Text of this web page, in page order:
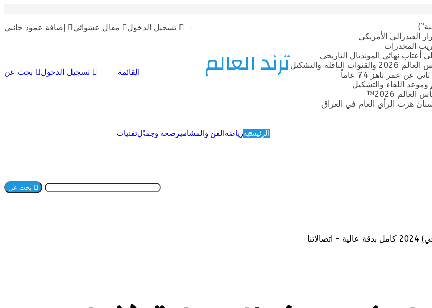
الفيدرالي الأمريكي
المخدرات
نهائي المونديال التاريخي
والتشكيل
عمر ناهز 74 عاماً
وموعد اللقاء والتشكيل
2026™
هزت الرأي العام في العراق
إضافة عمود جانبي مقال عشوائي تسجيل الدخول
بحث عن تسجيل الدخول ترند العالم القائمة
الرئيسيةرياضة الفن والمشاهير صحة وجمالتقنيات
بحث عن